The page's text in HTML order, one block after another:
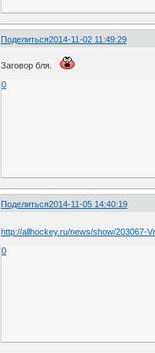
Поделиться2014-11-02 11:49:29
Заговор бля.
0
Поделиться2014-11-05 14:40:19
http://allhockey.ru/news/show/203067-
0